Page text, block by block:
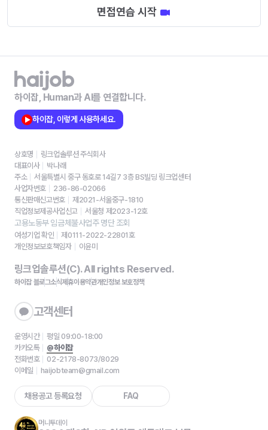
면접연습 시작
하이잡, Human과 AI를 연결합니다.
하이잡, 이렇게 사용하세요.
상호명
링크업솔루션 주식회사
대표이사
박나래
주소
서울특별시 중구 동호로 14길7 3층 BS빌딩 링크업센터
사업자번호
236-86-02066
통신판매신고번호
제2021-서울중구-1810
직업정보제공사업신고
서울청 제2023-12호
고용노동부 임금체불사업주 명단 조회
여성기업 확인
제0111-2022-22801호
개인정보보호책임자
이윤미
링크업솔루션(C). All rights Reserved.
하이잡 블로그소식제휴이용약관개인정보 보호정책
고객센터
운영시간
평일 09:00-18:00
카카오톡
@하이잡
전화번호
02-2178-8073/8029
이메일
haijobteam@gmail.com
채용공고 등록요청 FAQ
머니투데이